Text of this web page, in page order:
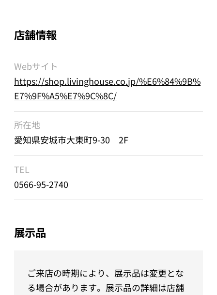
店舗情報
Webサイト
https://shop.livinghouse.co.jp/%E6%84%9B%
E7%9F%A5%E7%9C%8C/
所在地
愛知県安城市大東町9-30 2F
TEL
0566-95-2740
展示品
ご来店の時期により、展示品は変更とな
る場合があります。展示品の詳細は店舗